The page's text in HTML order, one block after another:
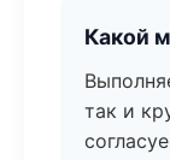
Какой
так и